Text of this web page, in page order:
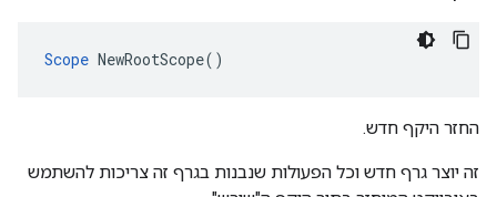
Scope NewRootScope()
החזר היקף חדש.
זה יוצר גרף חדש וכל הפעולות שנבנות בגרף זה צריכות להשתמש